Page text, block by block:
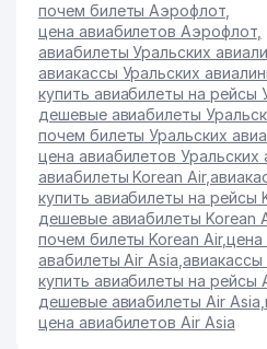
почем билеты Аэрофлот,
цена авиабилетов Аэрофлот,
авиабилеты Уральских
авиакассы Уральских
купить авиабилеты на рейсы
дешевые авиабилеты
почем билеты Уральских
цена авиабилетов Уральских
авиабилеты Korean Air,
купить авиабилеты на рейсы
дешевые авиабилеты Korean
почем билеты Korean Air,цена
авабилеты Air Asia ,авиакассы
купить авиабилеты на рейсы
дешевые авиабилеты Air Asia
цена авиабилетов Air Asia